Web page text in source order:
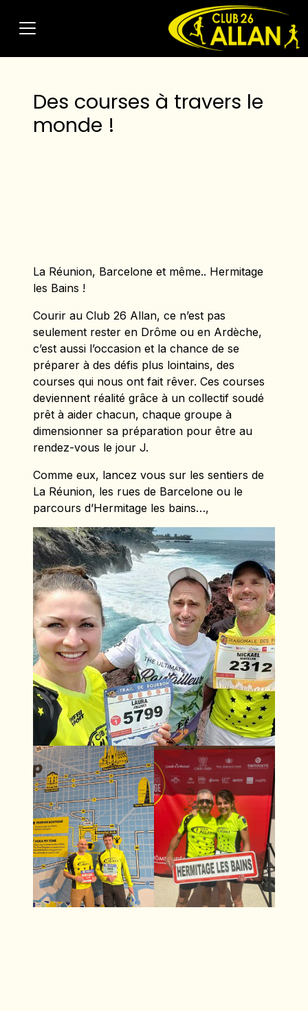
Des courses à travers le
monde !
La Réunion, Barcelone et même.. Hermitage
les Bains !
Courir au Club 26 Allan, ce n’est pas
seulement rester en Drôme ou en Ardèche,
c’est aussi l’occasion et la chance de se
préparer à des défis plus lointains, des
courses qui nous ont fait rêver. Ces courses
deviennent réalité grâce à un collectif soudé
prêt à aider chacun, chaque groupe à
dimensionner sa préparation pour être au
rendez-vous le jour J.
Comme eux, lancez vous sur les sentiers de
La Réunion, les rues de Barcelone ou le
parcours d’Hermitage les bains…,